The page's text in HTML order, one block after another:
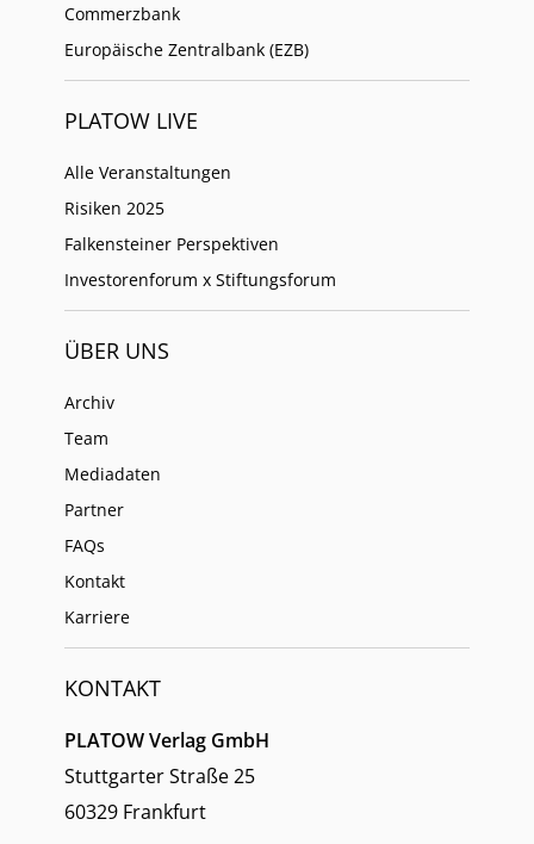
Commerzbank
Europäische Zentralbank (EZB)
PLATOW LIVE
Alle Veranstaltungen
Risiken 2025
Falkensteiner Perspektiven
Investorenforum x Stiftungsforum
ÜBER UNS
Archiv
Team
Mediadaten
Partner
FAQs
Kontakt
Karriere
KONTAKT
PLATOW Verlag GmbH
Stuttgarter Straße 25
60329 Frankfurt